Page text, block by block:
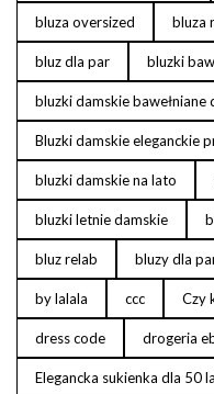
bluza oversized bluza
bluz dla par bluzki
bluzki damskie bawełniane
Bluzki damskie eleganckie
bluzki damskie na lato
bluzki letnie damskie
bluz relab bluzy dla
by lalala ccc Czy
dress code drogeria
Elegancka sukienka dla 50